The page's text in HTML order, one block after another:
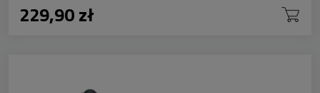
229,90 zł